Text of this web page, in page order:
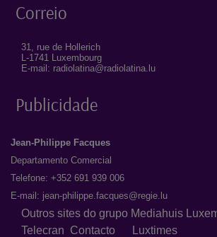
Correio
31, rue de Hollerich
L-1741 Luxembourg
E-mail: radiolatina@radiolatina.lu
Publicidade
Jean-Philippe Facques
Departamento Comercial
Telefone: +352 691 939 006
E-mail: jean-philippe.facques@regie.lu
Outros sites do grupo Mediahuis
Telecran Contacto Luxtimes